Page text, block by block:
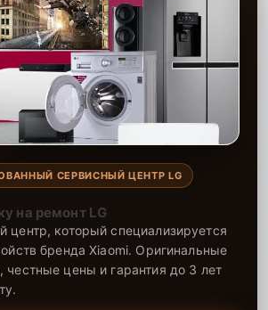
СЕРВИСНЫЙ ЦЕНТР LG
на ремонт LG
который специализируется
бренда Xiaomi. Оригинальные
цены и гарантия до 3 лет